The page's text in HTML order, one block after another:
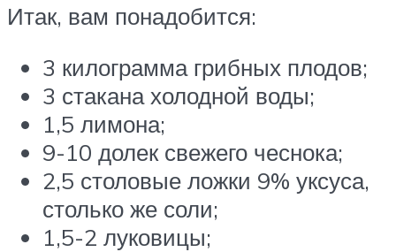
Итак, вам понадобится:
3 килограмма грибных плодов;
3 стакана холодной воды;
1,5 лимона;
9-10 долек свежего чеснока;
2,5 столовые ложки 9% уксуса,
столько же соли;
1,5-2 луковицы;